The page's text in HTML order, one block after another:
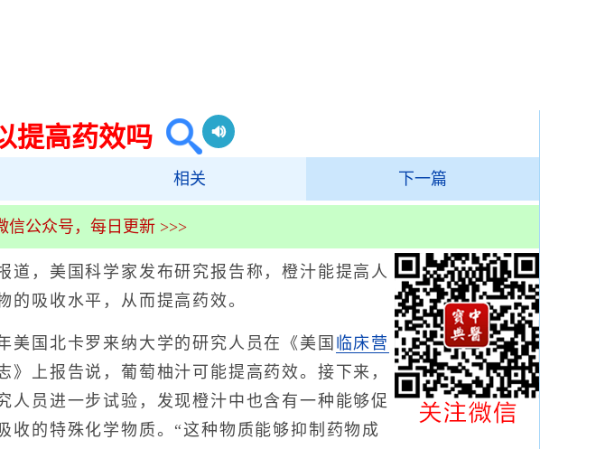
提高药效吗
相关 下一篇
信公众号，每日更新 >>>
，美国科学家发布研究报告称，橙汁能提高人
的吸收水平，从而提高药效。
国北卡罗来纳大学的研究人员在《美国 临床营
》上报告说，葡萄柚汁可能提高药效。接下来，
人员进一步试验，发现橙汁中也含有一种能够促
收的特殊化学物质。“这种物质能够抑制药物成